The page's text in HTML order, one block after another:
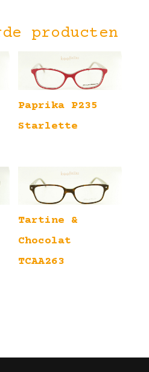
producten
Paprika P235
Starlette
Tartine &
Chocolat
TCAA263